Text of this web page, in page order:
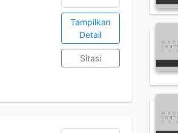
Tampilkan
Detail
Sitasi